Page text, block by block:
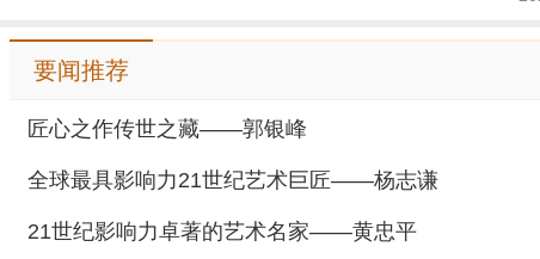
要闻推荐
匠心之作传世之藏——郭银峰
全球最具影响力21世纪艺术巨匠——杨志谦
21世纪影响力卓著的艺术名家——黄忠平